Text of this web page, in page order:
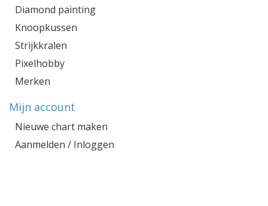
Diamond painting
Knoopkussen
Strijkkralen
Pixelhobby
Merken
Mijn account
Nieuwe chart maken
Aanmelden / Inloggen